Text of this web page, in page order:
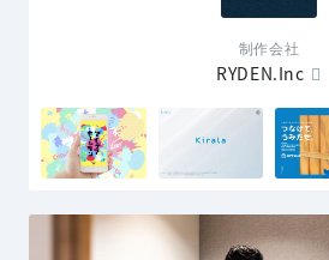
制作会社
RYDEN.Inc